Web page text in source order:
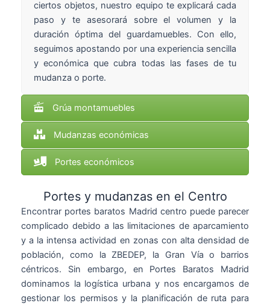
ciertos objetos, nuestro equipo te explicará cada
paso y te asesorará sobre el volumen y la
duración óptima del guardamuebles. Con ello,
seguimos apostando por una experiencia sencilla
y económica que cubra todas las fases de tu
mudanza o porte.
Grúa montamuebles
Mudanzas económicas
Portes económicos
Portes y mudanzas en el Centro
Encontrar portes baratos Madrid centro puede parecer
complicado debido a las limitaciones de aparcamiento
y a la intensa actividad en zonas con alta densidad de
población, como la ZBEDEP, la Gran Vía o barrios
céntricos. Sin embargo, en Portes Baratos Madrid
dominamos la logística urbana y nos encargamos de
gestionar los permisos y la planificación de ruta para